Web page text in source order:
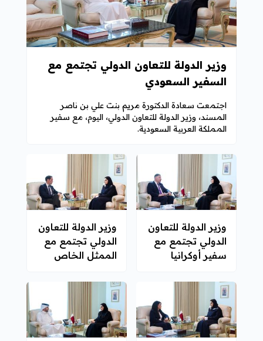
وزير الدولة للتعاون الدولي تجتمع مع
السفير السعودي
اجتمعت سعادة الدكتورة مريم بنت علي بن ناصر
المسند، وزير الدولة للتعاون الدولي، اليوم، مع سفير
المملكة العربية السعودية.
وزير الدولة للتعاون
الدولي تجتمع مع
سفير أوكرانيا
وزير الدولة للتعاون
الدولي تجتمع مع
الممثل الخاص